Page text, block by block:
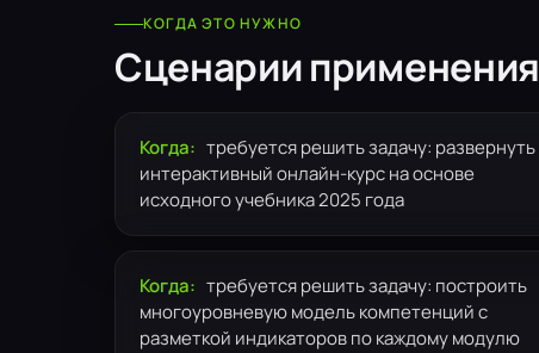
КОГДА ЭТО НУЖНО
Сценарии применения
Когда: требуется решить задачу: развернуть
интерактивный онлайн-курс на основе
исходного учебника 2025 года
Когда: требуется решить задачу: построить
многоуровневую модель компетенций с
разметкой индикаторов по каждому модулю